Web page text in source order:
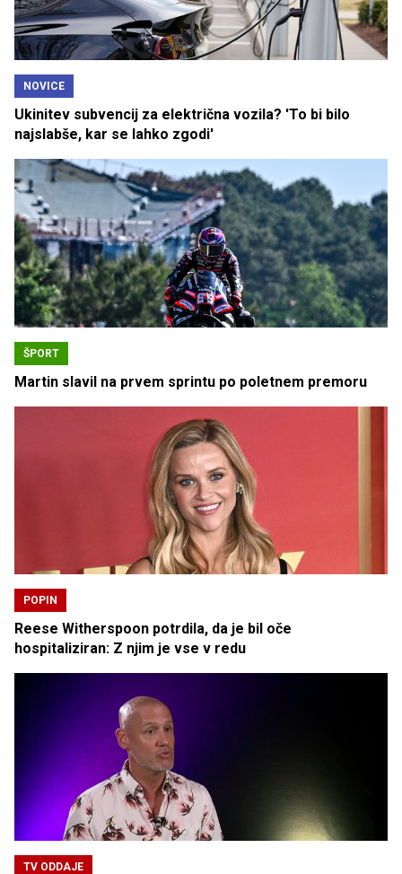
NOVICE
Ukinitev subvencij za električna vozila? 'To bi bilo
najslabše, kar se lahko zgodi'
ŠPORT
Martin slavil na prvem sprintu po poletnem premoru
POPIN
Reese Witherspoon potrdila, da je bil oče
hospitaliziran: Z njim je vse v redu
TV ODDAJE